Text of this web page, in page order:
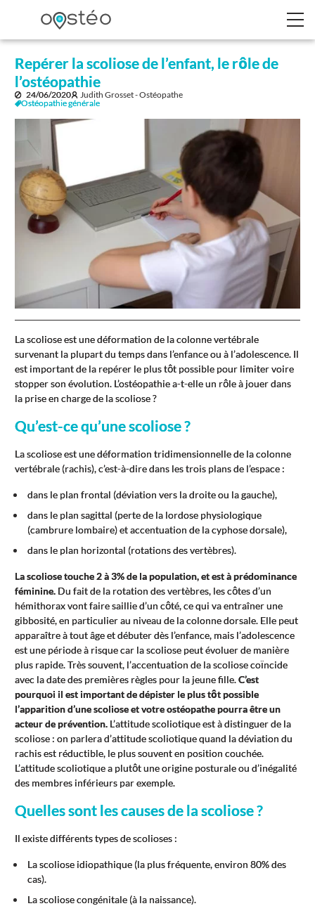
Repérer la scoliose de l’enfant, le rôle de
l’ostéopathie
24/06/2020
Judith Grosset - Ostéopathe
Ostéopathie générale
La scoliose est une déformation de la colonne vertébrale
survenant la plupart du temps dans l’enfance ou à l’adolescence. Il
est important de la repérer le plus tôt possible pour limiter voire
stopper son évolution. L’ostéopathie a-t-elle un rôle à jouer dans
la prise en charge de la scoliose ?
Qu’est-ce qu’une scoliose ?
La scoliose est une déformation tridimensionnelle de la colonne
vertébrale (rachis), c’est-à-dire dans les trois plans de l’espace :
dans le plan frontal (déviation vers la droite ou la gauche),
dans le plan sagittal (perte de la lordose physiologique
(cambrure lombaire) et accentuation de la cyphose dorsale),
dans le plan horizontal (rotations des vertèbres).
La scoliose touche 2 à 3% de la population, et est à prédominance
féminine. Du fait de la rotation des vertèbres, les côtes d’un
hémithorax vont faire saillie d’un côté, ce qui va entraîner une
gibbosité, en particulier au niveau de la colonne dorsale. Elle peut
apparaître à tout âge et débuter dès l’enfance, mais l’adolescence
est une période à risque car la scoliose peut évoluer de manière
plus rapide. Très souvent, l’accentuation de la scoliose coïncide
avec la date des premières règles pour la jeune fille.C’est
pourquoi il est important de dépister le plus tôt possible
l’apparition d’une scoliose et votre ostéopathe pourra être un
acteur de prévention. L’attitude scoliotique est à distinguer de la
scoliose : on parlera d’attitude scoliotique quand la déviation du
rachis est réductible, le plus souvent en position couchée.
L’attitude scoliotique a plutôt une origine posturale ou d’inégalité
des membres inférieurs par exemple.
Quelles sont les causes de la scoliose ?
Il existe différents types de scolioses :
La scoliose idiopathique (la plus fréquente, environ 80% des
cas).
La scoliose congénitale (à la naissance).